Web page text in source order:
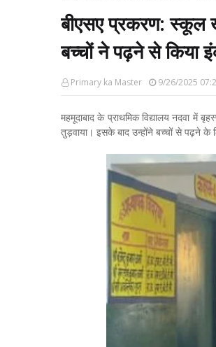
बीएसए प्रकरण: स्कूल
बच्चों ने पढ़ने से किया
Primary ka Master 9/26/2025
महमूदाबाद के प्राथमिक विद्यालय नदवा में
तुड़वाया। इसके बाद उन्होंने बच्चों से पढ़ने